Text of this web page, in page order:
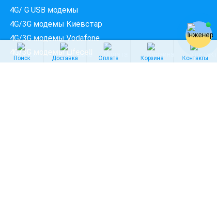
4G/ G USB модемы
4G/3G модемы Киевстар
4G/3G модемы Vodafone
4G/3G модемы Lifecell
Поиск Доставка Оплата Корзина Контакты
ПЕРЕВІРИТИ ПРОВАЙДЕРІВ